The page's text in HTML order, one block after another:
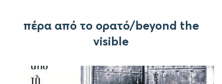
πέρα από το ορατό/beyond the
visible